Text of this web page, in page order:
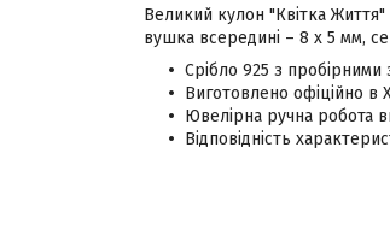
Великий кулон "Квітка
вушка всередині – 8 х 5 мм,
Срібло 925 з
Виготовлено офіційно в
Ювелірна ручна робота
Відповідність